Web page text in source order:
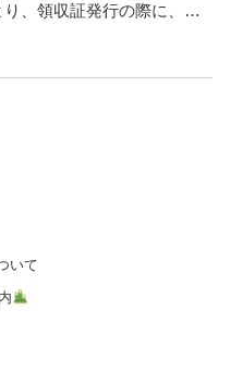
、領収証発行の際に、個
いて